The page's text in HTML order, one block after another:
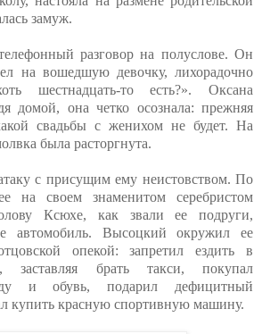
замуж.
разговор на полуслове. Он
на вошедшую девочку, лихорадочно
шестнадцать-то есть?». Оксана
домой, она четко осознала: прежняя
свадьбы с женихом не будет. На
была расторгнута.
с присущим ему неистовством. По
на своем знаменитом серебристом
Ксюхе, как звали ее подруги,
автомобиль. Высоцкий окружил ее
опекой: запретил ездить в
заставляя брать такси, покупал
и обувь, подарил дефицитный
купить красную спортивную машину.